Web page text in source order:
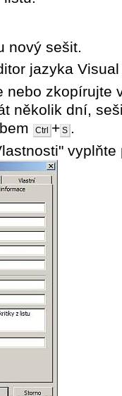
nový sešit.
jazyka
nebo zkopírujte
několik dní,
Ctrl + S .